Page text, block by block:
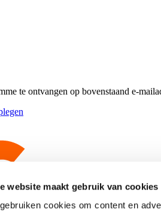
website maakt gebruik van cookies
cookies om content en
te ontvangen op bovenstaand e-